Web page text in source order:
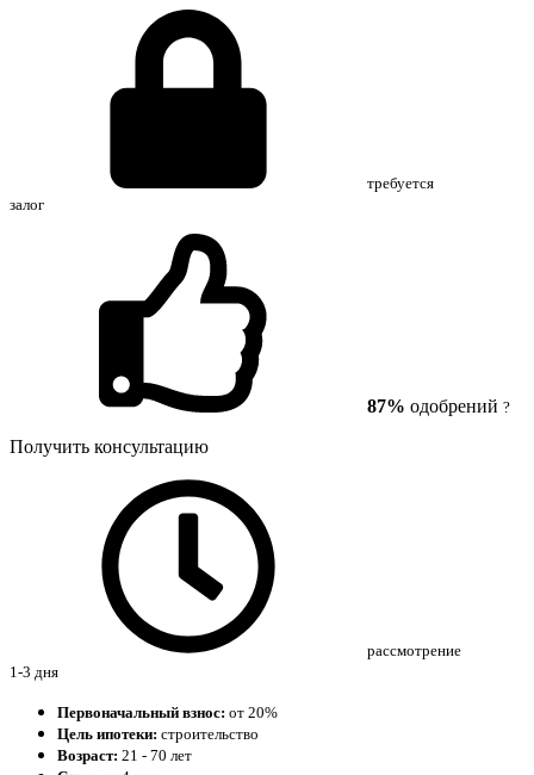
требуется
залог
87% одобрений ?
Получить консультацию
рассмотрение
1-3 дня
Первоначальный взнос: от 20%
Цель ипотеки: строительство
Возраст: 21 - 70 лет